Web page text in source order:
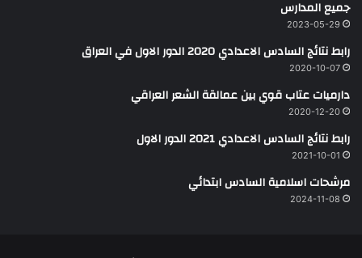
جميع المدارس
2023-05-29
رابط نتائج السادس الاعدادي 2020 الدور الاول في العراق
2020-10-07
دارميات عتاب قوي بين عمالقة الشعر العراقي
2020-12-20
رابط نتائج السادس الاعدادي 2021 الدور الاول
2021-10-01
مرشحات اسلامية السادس ابتدائي
2024-11-08